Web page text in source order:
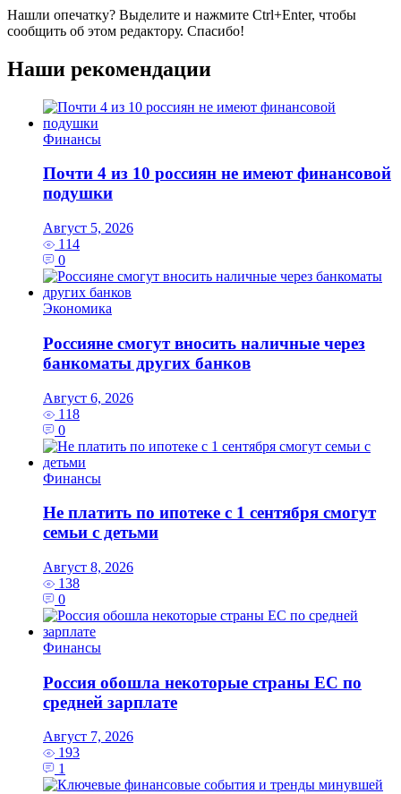
Нашли опечатку? Выделите и нажмите Ctrl+Enter, чтобы
сообщить об этом редактору. Спасибо!
Наши рекомендации
Финансы
Почти 4 из 10 россиян не имеют финансовой
подушки
Август 5, 2026
114
0
Экономика
Россияне смогут вносить наличные через
банкоматы других банков
Август 6, 2026
118
0
Финансы
Не платить по ипотеке с 1 сентября смогут
семьи с детьми
Август 8, 2026
138
0
Финансы
Россия обошла некоторые страны ЕС по
средней зарплате
Август 7, 2026
193
1